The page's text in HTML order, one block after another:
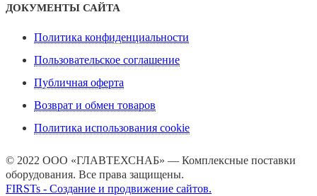
ДОКУМЕНТЫ САЙТА
Политика конфиденциальности
Пользовательское соглашение
Публичная оферта
Возврат и обмен товаров
Политика использования cookie
© 2022 ООО «ГЛАВТЕХСНАБ» — Комплексные поставки
оборудования. Все права защищены.
FIRSTs - Создание и продвижение сайтов.